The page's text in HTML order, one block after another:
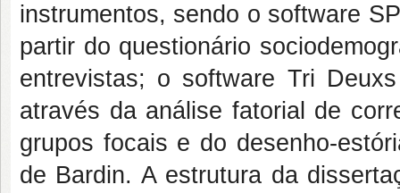
instrumentos, sendo o software
partir do questionário
entrevistas; o software Tri
através da análise fatorial de
grupos focais e do desenho-
de Bardin. A estrutura da